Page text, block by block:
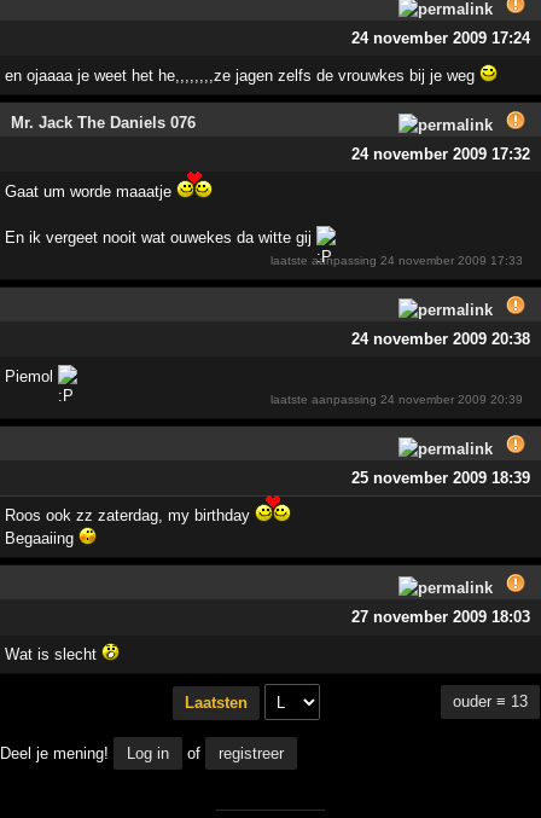
24 november 2009 17:24
en ojaaaa je weet het he,,,,,,,,ze jagen zelfs de vrouwkes bij je weg
Mr. Jack The Daniels 076
24 november 2009 17:32
Gaat um worde maaatje
En ik vergeet nooit wat ouwekes da witte gij
laatste aanpassing24 november 2009 17:33
24 november 2009 20:38
Piemol
laatste aanpassing24 november 2009 20:39
25 november 2009 18:39
Roos ook zz zaterdag, my birthday
Begaaiing
27 november 2009 18:03
Wat is slecht
Laatsten ouder ≡ 13
Deel je mening! Log in of registreer